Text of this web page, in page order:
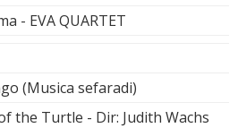
- EVA QUARTET
(Musica sefaradi)
the Turtle - Dir: Judith Wachs